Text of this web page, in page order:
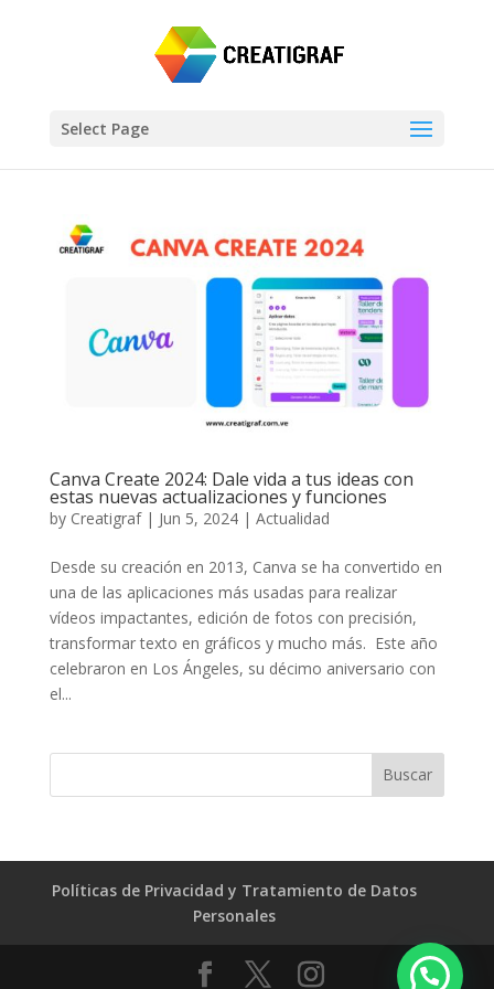
Select Page
Canva Create 2024: Dale vida a tus ideas con
estas nuevas actualizaciones y funciones
by Creatigraf| Jun 5, 2024| Actualidad
Desde su creación en 2013, Canva se ha convertido en
una de las aplicaciones más usadas para realizar
vídeos impactantes, edición de fotos con precisión,
transformar texto en gráficos y mucho más. Este año
celebraron en Los Ángeles, su décimo aniversario con
el...
Políticas de Privacidad y Tratamiento de Datos
Personales